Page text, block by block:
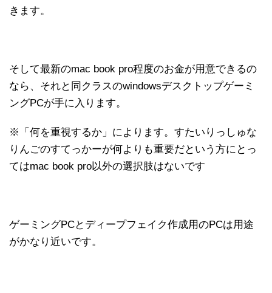
きます。
そして最新のmac book pro程度のお金が用意できるの
なら、それと同クラスのwindowsデスクトップゲーミ
ングPCが手に入ります。
※「何を重視するか」によります。すたいりっしゅな
りんごのすてっかーが何よりも重要だという方にとっ
てはmac book pro以外の選択肢はないです
ゲーミングPCとディープフェイク作成用のPCは用途
がかなり近いです。